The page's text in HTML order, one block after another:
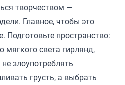
творчеством —
Главное, чтобы это
Подготовьте пространство:
света гирлянд,
злоупотреблять
грусть, а выбрать